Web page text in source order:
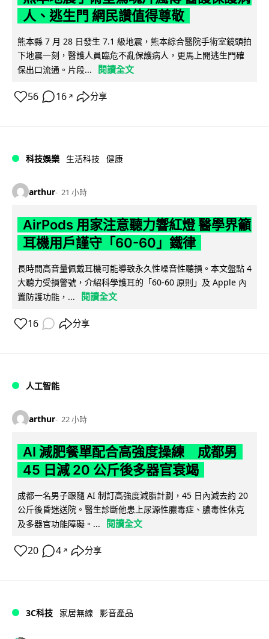
人、逃生門 網民讚值得尊敬
熊本縣 7 月 28 日發生 7.1 級地震，熊本綜合醫院手術室鏡頭拍
下地震一刻，醫護人員臨危不亂保護病人，更馬上開逃生門確
保出口流通。片段...
閱讀全文
56 16 ↗ 分享
科技娛樂 生活科技 健康
arthur 21 小時
AirPods 用家注意聽力響紅燈 醫學界籲
耳機用戶謹守「60-60」鐵律
長時間高音量佩戴耳機可能導致永久性噪音性聽損。本文盤點 4
大聽力受損警號，介紹科學護耳的「60-60 原則」及 Apple 內
置防護功能，...
閱讀全文
16 分享
人工智能
arthur 22 小時
AI 減肥餐單配合高強度操練 成都男
45 日減 20 公斤後多器官衰竭
成都一名男子跟隨 AI 制訂高強度減脂計劃，45 日內減去約 20
公斤後昏迷送院。醫生診斷他患上尿源性膿毒症、膿毒性休克
及多器官功能障礙。...
閱讀全文
20 4 ↗ 分享
3C科技 家居無線 影音產品